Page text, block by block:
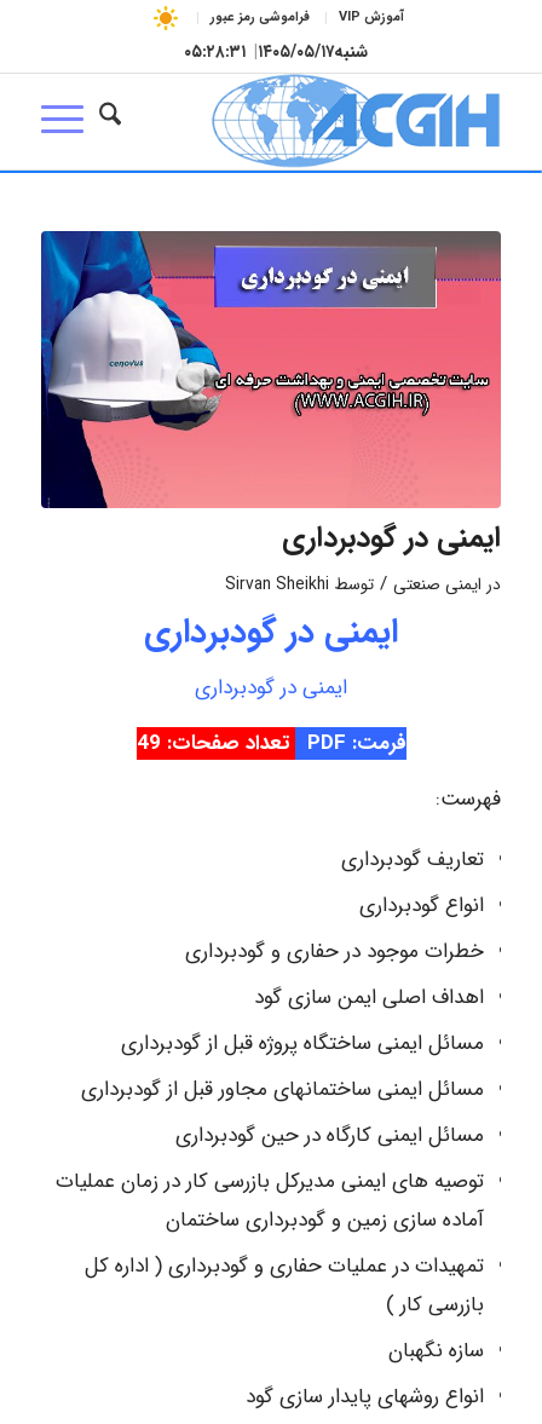
آموزش VIP فراموشی رمز عبور
شنبه۱۴۰۵/۰۵/۱۷| ۰۵:۲۸:۳۲
ایمنی در گودبرداری
در ایمنی صنعتی / توسط Sirvan Sheikhi
ایمنی در گودبرداری
ایمنی در گودبرداری
فرمت: PDF
تعداد صفحات: 49
فهرست:
تعاریف گودبرداری
انواع گودبرداری
خطرات موجود در حفاری و گودبرداری
اهداف اصلی ایمن سازی گود
مسائل ایمنی ساختگاه پروژه قبل از گودبرداری
مسائل ایمنی ساختمانهای مجاور قبل از گودبرداری
مسائل ایمنی کارگاه در حین گودبرداری
توصیه های ایمنی مدیرکل بازرسی کار در زمان عملیات
آماده سازی زمین و گودبرداری ساختمان
تمهیدات در عملیات حفاری و گودبرداری ( اداره کل
بازرسی کار )
سازه نگهبان
انواع روشهای پایدار سازی گود